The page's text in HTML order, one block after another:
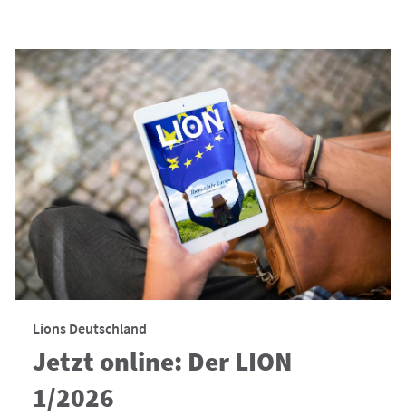
Lions Deutschland
Jetzt online: Der LION
1/2026